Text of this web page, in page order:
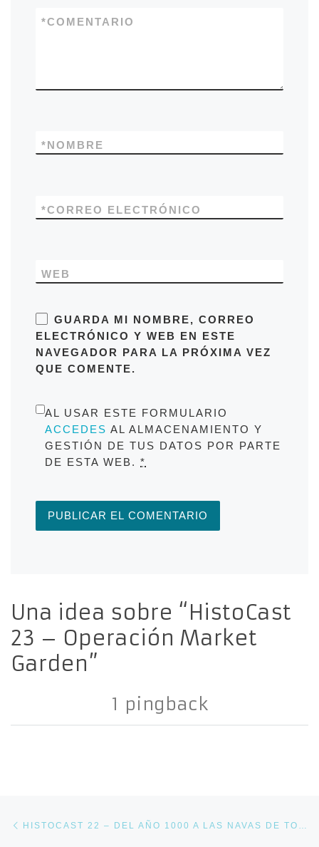
COMENTARIO
*
NOMBRE
*
CORREO ELECTRÓNICO
*
WEB
GUARDA MI NOMBRE, CORREO
ELECTRÓNICO Y WEB EN ESTE
NAVEGADOR PARA LA PRÓXIMA VEZ
QUE COMENTE.
AL USAR ESTE FORMULARIO
ACCEDES AL ALMACENAMIENTO Y
GESTIÓN DE TUS DATOS POR PARTE
DE ESTA WEB. *
Una idea sobre “HistoCast
23 – Operación Market
Garden”
1 pingback
Navegación de entradas HISTOCAST 22 – DEL AÑO 1000 A LAS NAVAS DE TOLOSA